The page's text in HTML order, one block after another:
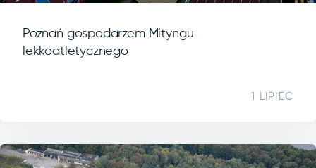
Poznań gospodarzem Mityngu
lekkoatletycznego
1 LIPIEC